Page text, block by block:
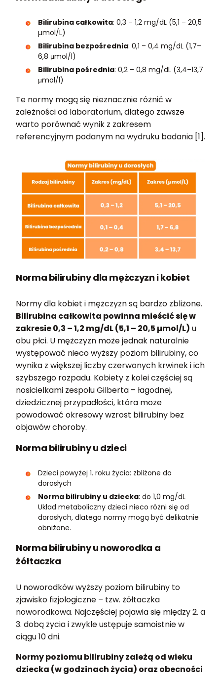
Bilirubina całkowita: 0,3 – 1,2 mg/dL (5,1 – 20,5
µmol/L)
Bilirubina bezpośrednia: 0,1 – 0,4 mg/dL (1,7–
6,8 μmol/l)
Bilirubina pośrednia: 0,2 – 0,8 mg/dL (3,4–13,7
μmol/l)
Te normy mogą się nieznacznie różnić w
zależności od laboratorium, dlatego zawsze
warto porównać wynik z zakresem
referencyjnym podanym na wydruku badania [1].
Norma bilirubiny dla mężczyzn i kobiet
Normy dla kobiet i mężczyzn są bardzo zbliżone.
Bilirubina całkowita powinna mieścić się w
zakresie 0,3 – 1,2 mg/dL (5,1 – 20,5 µmol/L) u
obu płci. U mężczyzn może jednak naturalnie
występować nieco wyższy poziom bilirubiny, co
wynika z większej liczby czerwonych krwinek i ich
szybszego rozpadu. Kobiety z kolei częściej są
nosicielkami zespołu Gilberta – łagodnej,
dziedzicznej przypadłości, która może
powodować okresowy wzrost bilirubiny bez
objawów choroby.
Norma bilirubiny u dzieci
Dzieci powyżej 1. roku życia: zbliżone do
dorosłych
Norma bilirubiny u dziecka: do 1,0 mg/dL
Układ metaboliczny dzieci nieco różni się od
dorosłych, dlatego normy mogą być delikatnie
obniżone.
Norma bilirubiny u noworodka a
żółtaczka
U noworodków wyższy poziom bilirubiny to
zjawisko fizjologiczne – tzw. żółtaczka
noworodkowa. Najczęściej pojawia się między 2. a
3. dobą życia i zwykle ustępuje samoistnie w
ciągu 10 dni.
Normy poziomu bilirubiny zależą od wieku
dziecka (w godzinach życia) oraz obecności